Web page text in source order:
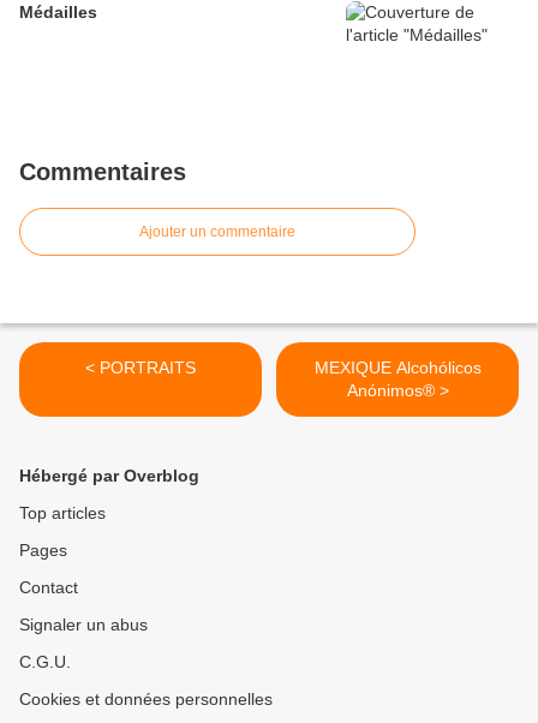
Médailles
Commentaires
Ajouter un commentaire
< PORTRAITS
MEXIQUE Alcohólicos
Anónimos® >
Hébergé par Overblog
Top articles
Pages
Contact
Signaler un abus
C.G.U.
Cookies et données personnelles